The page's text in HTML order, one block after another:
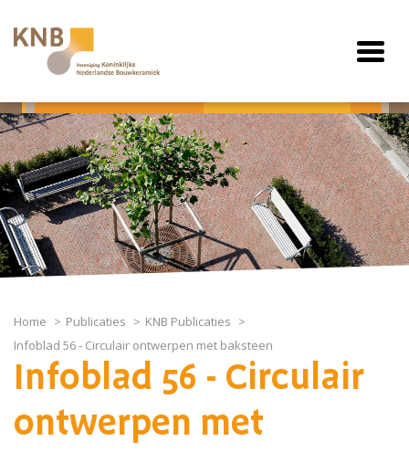
Home Publicaties
KNB Publicaties
Infoblad 56 - Circulair ontwerpen met baksteen
Infoblad 56 - Circulair
ontwerpen met